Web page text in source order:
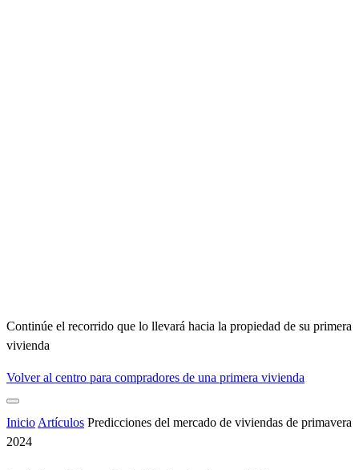
Continúe el recorrido que lo llevará hacia la propiedad de su primera
vivienda
Volver al centro para compradores de una primera vivienda
Inicio Artículos Predicciones del mercado de viviendas de primavera
2024